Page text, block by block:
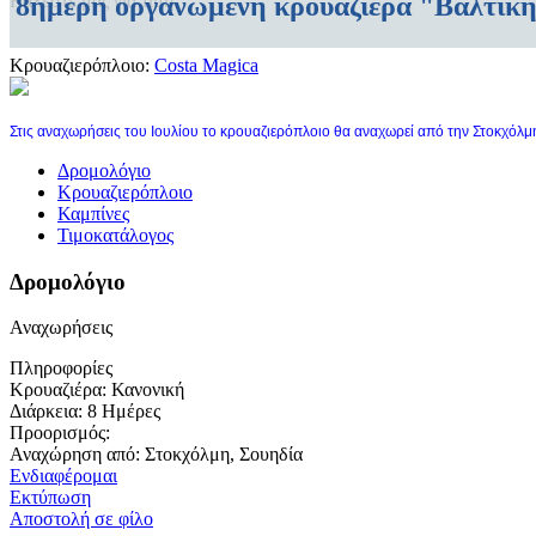
Κρουαζιερόπλοιο: Costa Magica
Στις αναχωρήσεις του Ιουλίου το κρουαζιερόπλοιο θα αναχωρεί από την
Δρομολόγιο
Κρουαζιερόπλοιο
Καμπίνες
Τιμοκατάλογος
Δρομολόγιο
Αναχωρήσεις
Πληροφορίες
Κρουαζιέρα: Κανονική
Διάρκεια: 8 Ημέρες
Προορισμός:
Αναχώρηση από: Στοκχόλμη, Σουηδία
Ενδιαφέρομαι
Εκτύπωση
Αποστολή σε φίλο